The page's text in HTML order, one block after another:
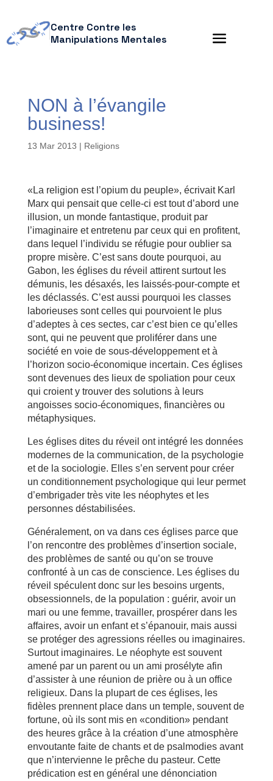
Centre Contre les
Manipulations Mentales
NON à l’évangile
business!
13 Mar 2013 | Religions
«La religion est l’opium du peuple», écrivait Karl
Marx qui pensait que celle-ci est tout d’abord une
illusion, un monde fantastique, produit par
l’imaginaire et entretenu par ceux qui en profitent,
dans lequel l’individu se réfugie pour oublier sa
propre misère. C’est sans doute pourquoi, au
Gabon, les églises du réveil attirent surtout les
démunis, les désaxés, les laissés-pour-compte et
les déclassés. C’est aussi pourquoi les classes
laborieuses sont celles qui pourvoient le plus
d’adeptes à ces sectes, car c’est bien ce qu’elles
sont, qui ne peuvent que proliférer dans une
société en voie de sous-développement et à
l’horizon socio-économique incertain. Ces églises
sont devenues des lieux de spoliation pour ceux
qui croient y trouver des solutions à leurs
angoisses socio-économiques, financières ou
métaphysiques.
Les églises dites du réveil ont intégré les données
modernes de la communication, de la psychologie
et de la sociologie. Elles s’en servent pour créer
un conditionnement psychologique qui leur permet
d’embrigader très vite les néophytes et les
personnes déstabilisées.
Généralement, on va dans ces églises parce que
l’on rencontre des problèmes d’insertion sociale,
des problèmes de santé ou qu’on se trouve
confronté à un cas de conscience. Les églises du
réveil spéculent donc sur les besoins urgents,
obsessionnels, de la population : guérir, avoir un
mari ou une femme, travailler, prospérer dans les
affaires, avoir un enfant et s’épanouir, mais aussi
se protéger des agressions réelles ou imaginaires.
Surtout imaginaires. Le néophyte est souvent
amené par un parent ou un ami prosélyte afin
d’assister à une réunion de prière ou à un office
religieux. Dans la plupart de ces églises, les
fidèles prennent place dans un temple, souvent de
fortune, où ils sont mis en «condition» pendant
des heures grâce à la création d’une atmosphère
envoutante faite de chants et de psalmodies avant
que n’intervienne le prêche du pasteur. Cette
prédication est en général une dénonciation